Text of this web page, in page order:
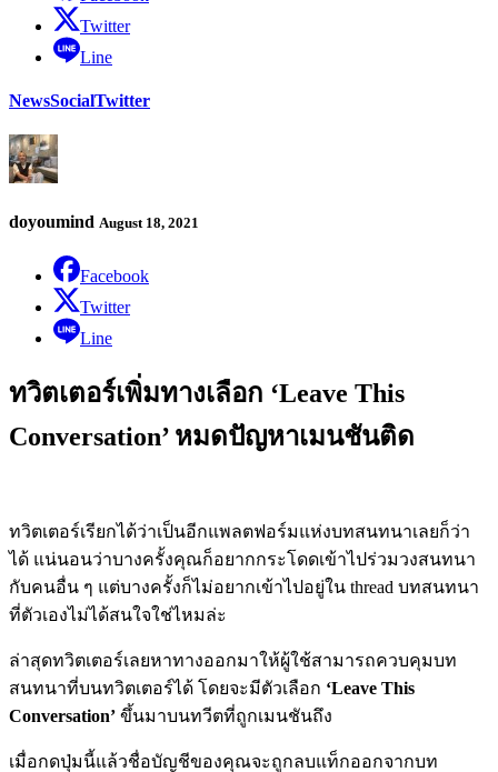
Twitter
Line
NewsSocialTwitter
doyoumind August 18, 2021
Facebook
Twitter
Line
ทวิตเตอร์เพิ่มทางเลือก ‘Leave This
Conversation’ หมดปัญหาเมนชันติด
ทวิตเตอร์เรียกได้ว่าเป็นอีกแพลตฟอร์มแห่งบทสนทนาเลยก็ว่า
ได้ แน่นอนว่าบางครั้งคุณก็อยากกระโดดเข้าไปร่วมวงสนทนา
กับคนอื่น ๆ แต่บางครั้งก็ไม่อยากเข้าไปอยู่ใน thread บทสนทนา
ที่ตัวเองไม่ได้สนใจใช่ไหมล่ะ
ล่าสุดทวิตเตอร์เลยหาทางออกมาให้ผู้ใช้สามารถควบคุมบท
สนทนาที่บนทวิตเตอร์ได้ โดยจะมีตัวเลือก ‘Leave This
Conversation’ ขึ้นมาบนทวีตที่ถูกเมนชันถึง
เมื่อกดปุ่มนี้แล้วชื่อบัญชีของคุณจะถูกลบแท็กออกจากบท